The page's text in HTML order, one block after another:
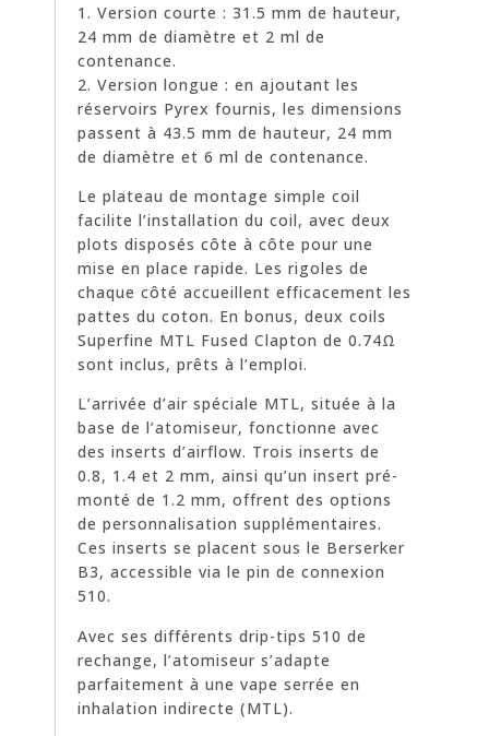
1. Version courte : 31.5 mm de hauteur,
24 mm de diamètre et 2 ml de
contenance.
2. Version longue : en ajoutant les
réservoirs Pyrex fournis, les dimensions
passent à 43.5 mm de hauteur, 24 mm
de diamètre et 6 ml de contenance.
Le plateau de montage simple coil
facilite l’installation du coil, avec deux
plots disposés côte à côte pour une
mise en place rapide. Les rigoles de
chaque côté accueillent efficacement les
pattes du coton. En bonus, deux coils
Superfine MTL Fused Clapton de 0.74Ω
sont inclus, prêts à l’emploi.
L’arrivée d’air spéciale MTL, située à la
base de l’atomiseur, fonctionne avec
des inserts d’airflow. Trois inserts de
0.8, 1.4 et 2 mm, ainsi qu’un insert pré-
monté de 1.2 mm, offrent des options
de personnalisation supplémentaires.
Ces inserts se placent sous le Berserker
B3, accessible via le pin de connexion
510.
Avec ses différents drip-tips 510 de
rechange, l’atomiseur s’adapte
parfaitement à une vape serrée en
inhalation indirecte (MTL).